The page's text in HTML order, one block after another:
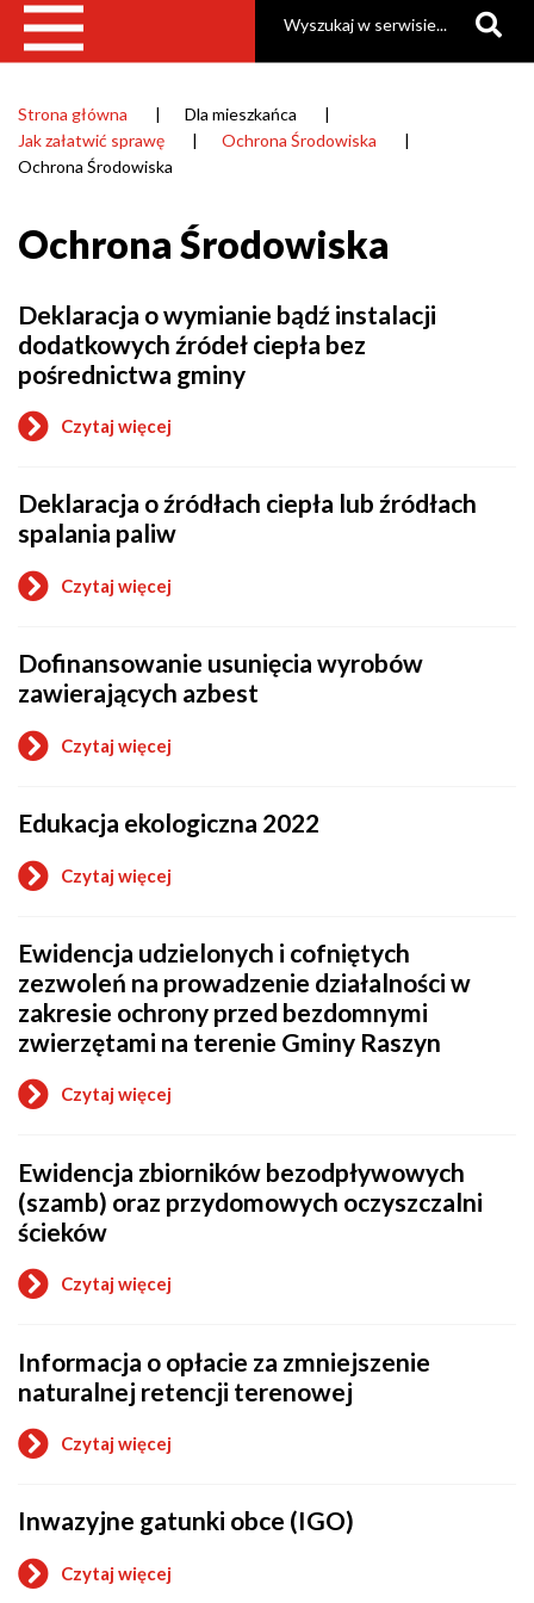
Ścieżka
nawigacyjna
Strona główna
Dla mieszkańca
Jak załatwić sprawę
Ochrona Środowiska
Ochrona Środowiska
Ochrona Środowiska
Deklaracja o wymianie bądź instalacji
dodatkowych źródeł ciepła bez
pośrednictwa gminy
Czytaj więcej
o
wymianie
instalacji
źródeł
ciepła
pośrednictwa
gminy
Deklaracja o źródłach ciepła lub źródłach
spalania paliw
Czytaj więcej
o
źródłach
ciepła
lub
spalania
paliw
Dofinansowanie usunięcia wyrobów
zawierających azbest
Czytaj więcej
o
wyrobów
zawierających
azbest
Edukacja ekologiczna 2022
Czytaj więcej
o
2022
Ewidencja udzielonych i cofniętych
zezwoleń na prowadzenie działalności w
zakresie ochrony przed bezdomnymi
zwierzętami na terenie Gminy Raszyn
Czytaj więcej
o
i
cofniętych
zezwoleń
na
działalności
w
przed
bezdomnymi
zwierzętami
na
terenie
Ewidencja zbiorników bezodpływowych
(szamb) oraz przydomowych oczyszczalni
ścieków
Czytaj więcej
o
bezodpływowych
(szamb)
oraz
przydomowych
oczyszczalni
ścieków
Informacja o opłacie za zmniejszenie
naturalnej retencji terenowej
Czytaj więcej
o
opłacie
zmniejszenie
naturalnej
Inwazyjne gatunki obce (IGO)
Czytaj więcej
o